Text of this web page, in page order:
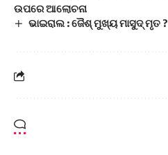
ଉପରେ ଆଲୋଚନା
ଭାଇରାଲ : ଜୈଶ୍‌ ମୁଖ୍ୟ ମାସୁଦ୍‌ ମୃତ ?